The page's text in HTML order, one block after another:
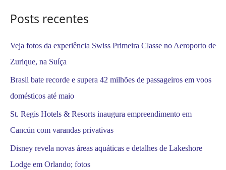
rPosts recentes
Veja fotos da experiência Swiss Primeira Classe no Aeroporto de
Zurique, na Suíça
Brasil bate recorde e supera 42 milhões de passageiros em voos
domésticos até maio
St. Regis Hotels & Resorts inaugura empreendimento em
Cancún com varandas privativas
Disney revela novas áreas aquáticas e detalhes de Lakeshore
Lodge em Orlando; fotos